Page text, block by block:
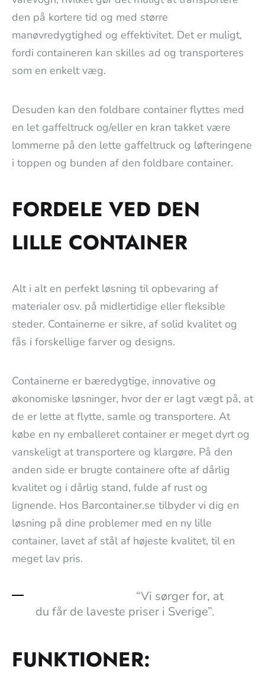
den på kortere tid og med større
manøvredygtighed og effektivitet. Det er muligt,
fordi containeren kan skilles ad og transporteres
som en enkelt væg.
Desuden kan den foldbare container flyttes med
en let gaffeltruck og/eller en kran takket være
lommerne på den lette gaffeltruck og løfteringene
i toppen og bunden af den foldbare container.
FORDELE VED DEN
LILLE CONTAINER
Alt i alt en perfekt løsning til opbevaring af
materialer osv. på midlertidige eller fleksible
steder. Containerne er sikre, af solid kvalitet og
fås i forskellige farver og designs.
Containerne er bæredygtige, innovative og
økonomiske løsninger, hvor der er lagt vægt på, at
de er lette at flytte, samle og transportere. At
købe en ny emballeret container er meget dyrt og
vanskeligt at transportere og klargøre. På den
anden side er brugte containere ofte af dårlig
kvalitet og i dårlig stand, fulde af rust og
lignende. Hos Barcontainer.se tilbyder vi dig en
løsning på dine problemer med en ny lille
container, lavet af stål af højeste kvalitet, til en
meget lav pris.
“Vi sørger for, at
du får de laveste priser i Sverige”.
FUNKTIONER: